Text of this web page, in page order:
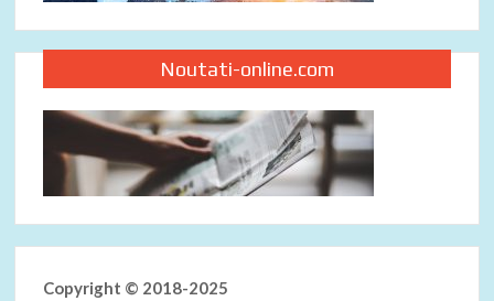
Noutati-online.com
Copyright © 2018-2025